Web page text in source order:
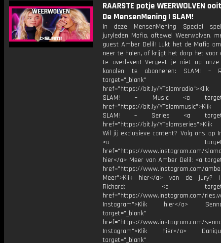
RAARSTE potje WEERWOLVEN
De MensenMening | SLAM!
In deze MensenMening Special
juryleden Mafia, oftewel Weerwolven,
guest Amber Delil! Lukt het de Mafia
neer te halen, of krijgt het dorp het voor
te overleven! Vergeet je niet op onze
kanalen te abonneren: SLAM! –
target="_blank"
href="https://bit.ly/
SLAM! – Music <a
href="https://bit.ly/
SLAM! – Series <a
href="https://bit.ly/
Wil jij exclusieve content? Volg ons op
<a
href="https://www.instagram.com/
hier</a> Meer van Amber Delil: <a
href="https://www.instagram.com/
Meer">Klik hier</a> van de jury?
Richard: <a
href="https://www.instagram.com/
Instagram">Klik hier</a>
target="_blank"
href="https://www.instagram.com/
Instagram">Klik hier</a>
target="_blank"